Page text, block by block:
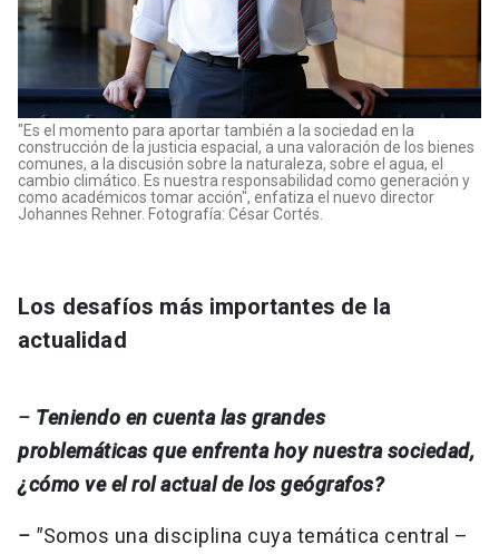
"Es el momento para aportar también a la sociedad en la
construcción de la justicia espacial, a una valoración de los bienes
comunes, a la discusión sobre la naturaleza, sobre el agua, el
cambio climático. Es nuestra responsabilidad como generación y
como académicos tomar acción", enfatiza el nuevo director
Johannes Rehner. Fotografía: César Cortés.
Los desafíos más importantes de la
actualidad
– Teniendo en cuenta las grandes
problemáticas que enfrenta hoy nuestra sociedad,
¿cómo ve el rol actual de los geógrafos?
– "Somos una disciplina cuya temática central –